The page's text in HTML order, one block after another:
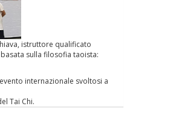
istruttore qualificato
sulla filosofia taoista:
internazionale svoltosi a
Tai Chi.